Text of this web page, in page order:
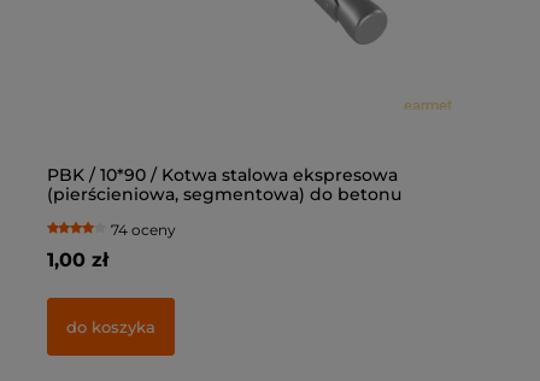
PBK / 10*90 / Kotwa stalowa ekspresowa
(pierścieniowa, segmentowa) do betonu
74 oceny
1,00 zł
do koszyka